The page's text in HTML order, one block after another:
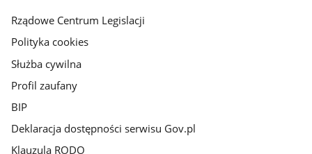
Rządowe Centrum Legislacji
Polityka cookies
Służba cywilna
Profil zaufany
BIP
Deklaracja dostępności serwisu Gov.pl
Klauzula RODO